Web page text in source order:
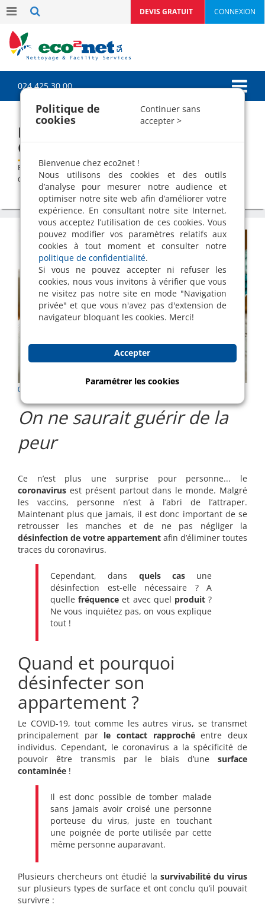
CONNEXION
DEVIS GRATUIT
024 425 30 00
Désinfection efficace contre le
Covid-19
Blog >Communication du mois>Désinfection efficace contre le
Covid-19
05 Jan 2022 |
On ne saurait guérir de la
peur
Ce n’est plus une surprise pour personne... le
coronavirus est présent partout dans le monde. Malgré
les vaccins, personne n’est à l’abri de l’attraper.
Maintenant plus que jamais, il est donc important de se
retrousser les manches et de ne pas négliger la
désinfection de votre appartement afin d’éliminer toutes
traces du coronavirus.
Cependant, dans quels casune
désinfection est-elle nécessaire ? A
quellefréquence et avec quel produit?
Ne vous inquiétez pas, on vous explique
tout !
Quand et pourquoi
désinfecter son
appartement ?
Le COVID-19, tout comme les autres virus, se transmet
principalement parle contact rapprochéentre deux
individus. Cependant, le coronavirus a la spécificité de
pouvoir être transmis par le biais d’une surface
contaminée !
Il est donc possible de tomber malade
sans jamais avoir croisé une personne
porteuse du virus, juste en touchant
une poignée de porte utilisée par cette
même personne auparavant.
Plusieurs chercheurs ont étudié la survivabilité du virus
sur plusieurs types de surface et ont conclu qu’il pouvait
survivre :
Politique de
cookies
Continuer sans
accepter >
Bienvenue chez eco2net !
Nous utilisons des cookies et des outils
d’analyse pour mesurer notre audience et
optimiser notre site web afin d’améliorer votre
expérience. En consultant notre site Internet,
vous acceptez l’utilisation de ces cookies. Vous
pouvez modifier vos paramètres relatifs aux
cookies à tout moment et consulter notre
politique de confidentialité.
Si vous ne pouvez accepter ni refuser les
cookies, nous vous invitons à vérifier que vous
ne visitez pas notre site en mode "Navigation
privée" et que vous n'avez pas d'extension de
navigateur bloquant les cookies. Merci!
Accepter
Paramétrer les cookies